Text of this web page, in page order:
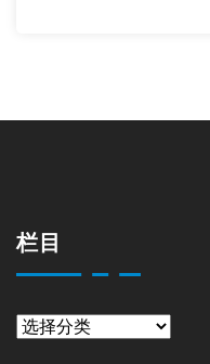
栏目
栏